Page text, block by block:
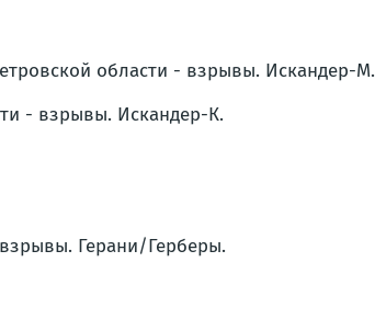
области - взрывы. Искандер-М.
- взрывы. Искандер-К.
Герани/Герберы.